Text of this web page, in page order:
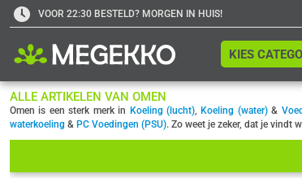
VOOR 22:30 BESTELD? MORGEN IN HUIS!
KIES
ALLE ARTIKELEN VAN OMEN
Omen is een sterk merk in Koeling (lucht), Koeling (water)&
waterkoeling & PC Voedingen (PSU). Zo weet je zeker, dat je vindt